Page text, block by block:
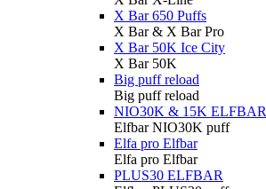
X Bar 650 Puffs
X Bar & X Bar Pro
X Bar 50K Ice City
X Bar 50K
Big puff reload
Big puff reload
NIO30K & 15K ELFBAR
Elfbar NIO30K puff
Elfa pro Elfbar
Elfa pro Elfbar
PLUS30 ELFBAR